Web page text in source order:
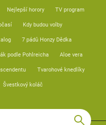
Nejlepší horory TV program
Kdy budou volby
7 pádů Honzy Dědka
podle Pohlreicha Aloe vera
Tvarohové knedlíky
Švestkový koláč